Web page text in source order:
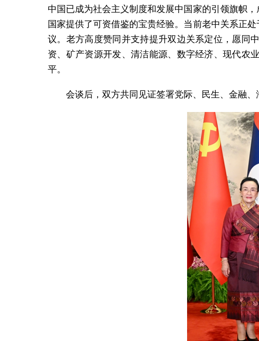
中国已成为社会主义制度和发展中国家的引领旗帜
国家提供了可资借鉴的宝贵经验。当前老中关系正
议。老方高度赞同并支持提升双边关系定位，愿同
资、矿产资源开发、清洁能源、数字经济、现代农
平。
会谈后，双方共同见证签署党际、民生、金融